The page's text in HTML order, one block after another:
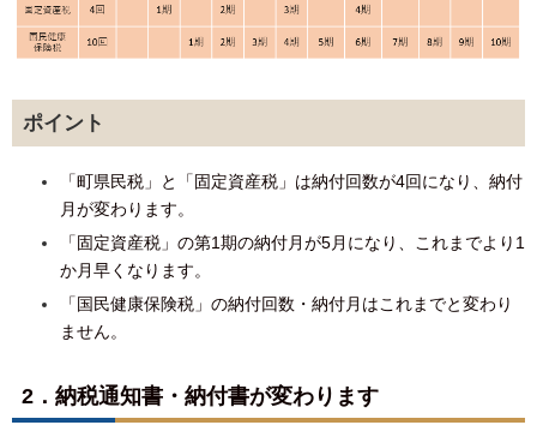
ポイント
「町県民税」と「固定資産税」は納付回数が4回になり、納付
月が変わります。
「固定資産税」の第1期の納付月が5月になり、これまでより1
か月早くなります。
「国民健康保険税」の納付回数・納付月はこれまでと変わり
ません。
2．納税通知書・納付書が変わります